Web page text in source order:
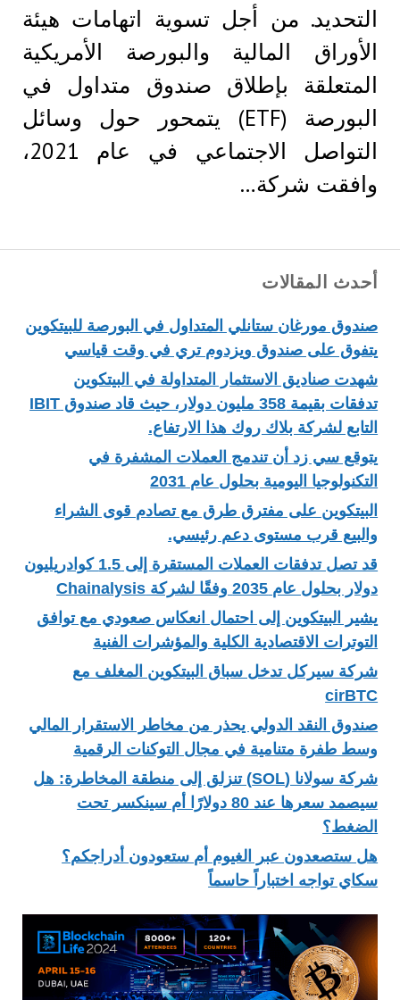
أحدث المقالات
صندوق مورغان ستانلي المتداول في البورصة للبيتكوين
يتفوق على صندوق ويزدوم تري في وقت قياسي
شهدت صناديق الاستثمار المتداولة في البيتكوين
تدفقات بقيمة 358 مليون دولار، حيث قاد صندوق IBIT
التابع لشركة بلاك روك هذا الارتفاع.
يتوقع سي زد أن تندمج العملات المشفرة في
التكنولوجيا اليومية بحلول عام 2031
البيتكوين على مفترق طرق مع تصادم قوى الشراء
والبيع قرب مستوى دعم رئيسي.
قد تصل تدفقات العملات المستقرة إلى 1.5 كوادريليون
دولار بحلول عام 2035 وفقًا لشركة Chainalysis
يشير البيتكوين إلى احتمال انعكاس صعودي مع توافق
التوترات الاقتصادية الكلية والمؤشرات الفنية
شركة سيركل تدخل سباق البيتكوين المغلف مع
cirBTC
صندوق النقد الدولي يحذر من مخاطر الاستقرار المالي
وسط طفرة متنامية في مجال التوكنات الرقمية
شركة سولانا (SOL) تنزلق إلى منطقة المخاطرة: هل
سيصمد سعرها عند 80 دولارًا أم سينكسر تحت
الضغط؟
هل ستصعدون عبر الغيوم أم ستعودون أدراجكم؟
سكاي تواجه اختباراً حاسماً
التحديد. من أجل تسوية اتهامات هيئة
الأوراق المالية والبورصة الأمريكية
المتعلقة بإطلاق صندوق متداول في
البورصة (ETF) يتمحور حول وسائل
التواصل الاجتماعي في عام 2021،
وافقت شركة…